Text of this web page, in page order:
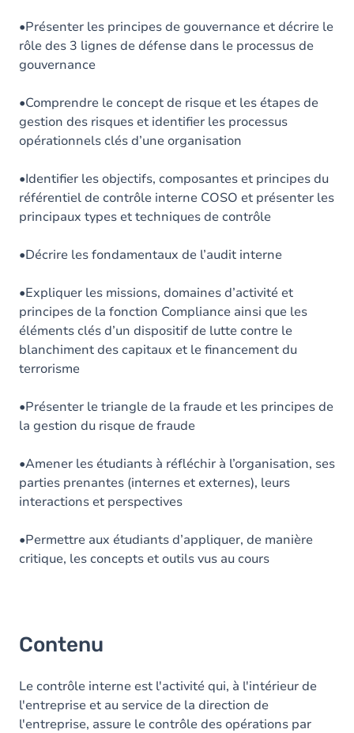
•Présenter les principes de gouvernance et décrire le
rôle des 3 lignes de défense dans le processus de
gouvernance
•Comprendre le concept de risque et les étapes de
gestion des risques et identifier les processus
opérationnels clés d’une organisation
•Identifier les objectifs, composantes et principes du
référentiel de contrôle interne COSO et présenter les
principaux types et techniques de contrôle
•Décrire les fondamentaux de l’audit interne
•Expliquer les missions, domaines d’activité et
principes de la fonction Compliance ainsi que les
éléments clés d’un dispositif de lutte contre le
blanchiment des capitaux et le financement du
terrorisme
•Présenter le triangle de la fraude et les principes de
la gestion du risque de fraude
•Amener les étudiants à réfléchir à l’organisation, ses
parties prenantes (internes et externes), leurs
interactions et perspectives
•Permettre aux étudiants d’appliquer, de manière
critique, les concepts et outils vus au cours
Contenu
Le contrôle interne est l'activité qui, à l'intérieur de
l'entreprise et au service de la direction de
l'entreprise, assure le contrôle des opérations par